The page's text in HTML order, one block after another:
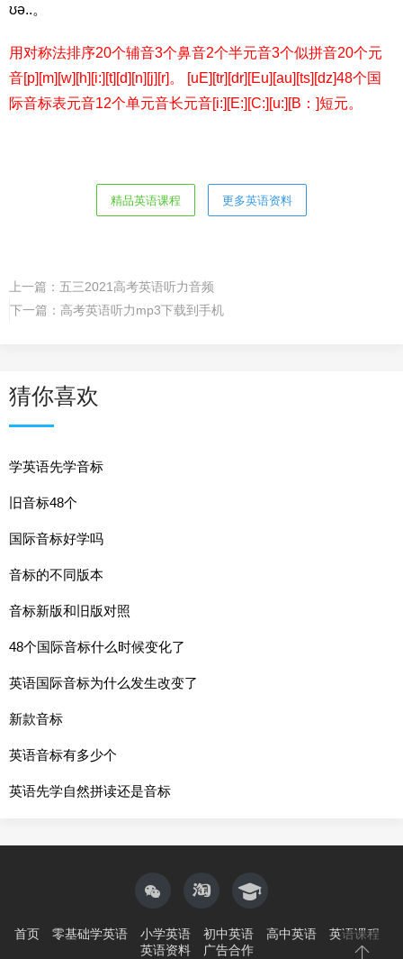
ʊə..。
用对称法排序20个辅音3个鼻音2个半元音3个似拼音20个元
音[p][m][w][h][i:][t][d][n][j][r]。 [uE][tr][dr][Eu][au][ts][dz]48个国
际音标表元音12个单元音长元音[i:][E:][C:][u:][B：]短元。
精品英语课程 更多英语资料
上一篇： 五三2021高考英语听力音频
下一篇： 高考英语听力mp3下载到手机
猜你喜欢
学英语先学音标
旧音标48个
国际音标好学吗
音标的不同版本
音标新版和旧版对照
48个国际音标什么时候变化了
英语国际音标为什么发生改变了
新款音标
英语音标有多少个
英语先学自然拼读还是音标
首页 零基础学英语 小学英语 初中英语 高中英语
英语课程
英语资料
广告合作